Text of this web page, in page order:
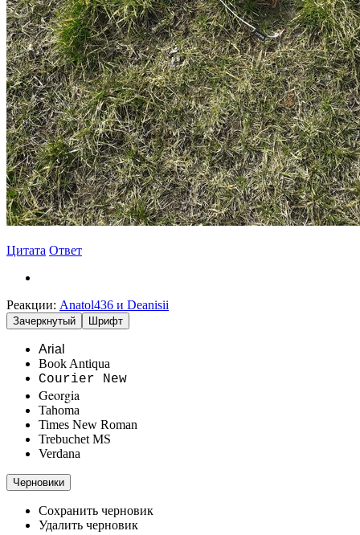
Цитата Ответ
Реакции: Anatol436 и Deanisii
Зачеркнутый Шрифт
Arial
Book Antiqua
Courier New
Georgia
Tahoma
Times New Roman
Trebuchet MS
Verdana
Черновики
Сохранить черновик
Удалить черновик